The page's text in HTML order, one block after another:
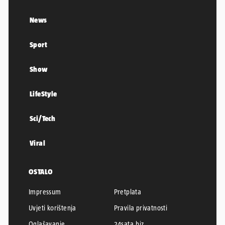
News
Sport
Show
LifeStyle
Sci/Tech
Viral
OSTALO
Impressum
Pretplata
Uvjeti korištenja
Pravila privatnosti